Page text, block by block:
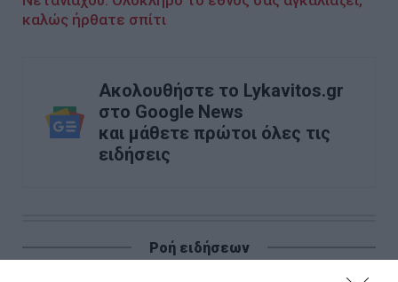
καλώς ήρθατε σπίτι
Ακολουθήστε το Lykavitos.gr
στο Google News
και μάθετε πρώτοι όλες τις
ειδήσεις
Ροή ειδήσεων